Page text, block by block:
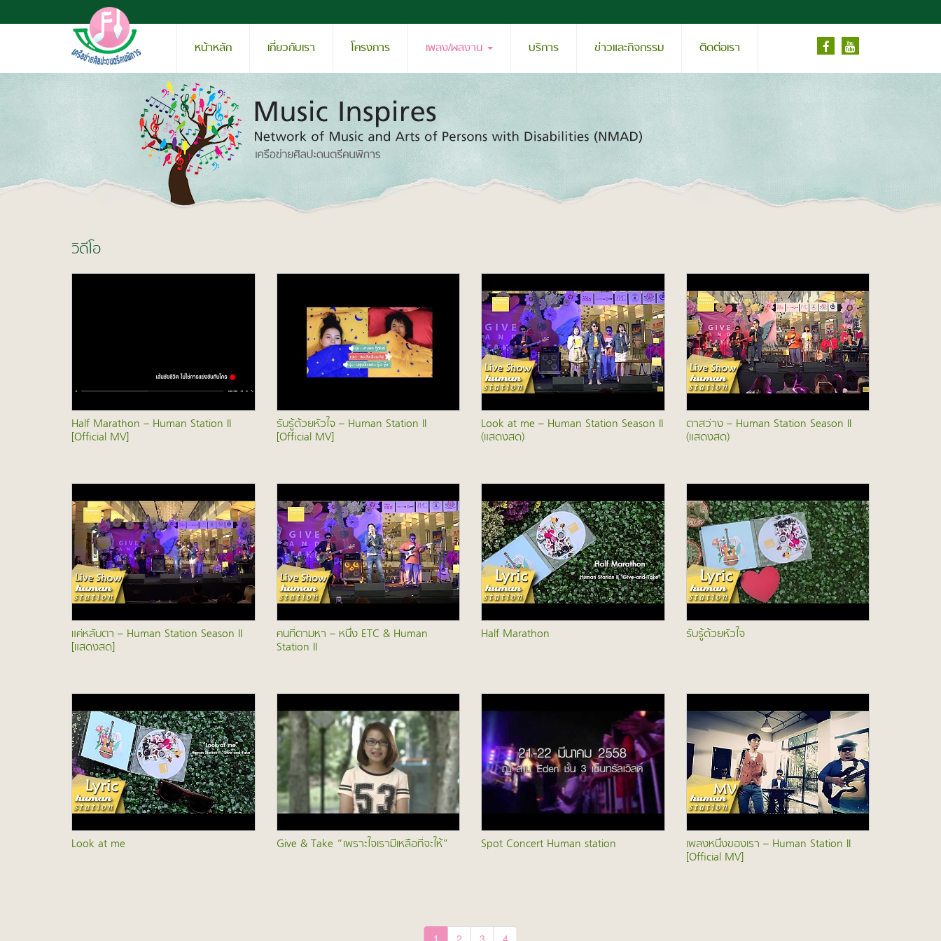
หน้าหลัก เกี่ยวกับเรา โครงการ เพลง/ผลงาน บริการ ข่าวและกิจกรรม ติดต่อเรา
วิดีโอ
Half Marathon – Human Station II
[Official MV]
รับรู้ด้วยหัวใจ – Human Station II
[Official MV]
Look at me – Human Station Season II
(แสดงสด)
ตาสว่าง – Human Station Season II
(แสดงสด)
แค่หลับตา – Human Station Season II
[แสดงสด]
คนที่ตามหา – หนึ่ง ETC & Human
Station II
Half Marathon รับรู้ด้วยหัวใจ
Look at me Give & Take “เพราะใจเรามีเหลือที่จะให้” Spot Concert Human station เพลงหนึ่งของเรา – Human Station II
[Official MV]
1 2 3 4